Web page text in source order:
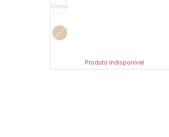
Único
Produto Indisponível